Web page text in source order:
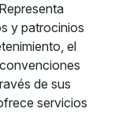
y patrocinios
el
de sus
servicios